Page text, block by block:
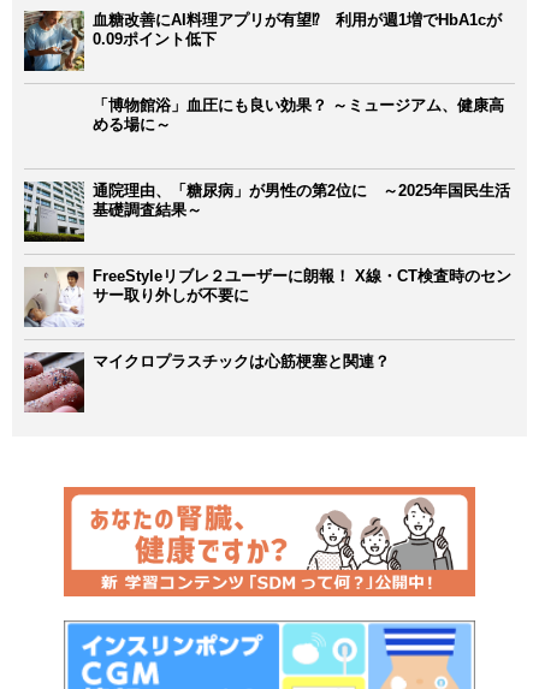
血糖改善にAI料理アプリが有望⁉ 利用が週1増でHbA1cが
0.09ポイント低下
「博物館浴」血圧にも良い効果？ ～ミュージアム、健康高
める場に～
通院理由、「糖尿病」が男性の第2位に ～2025年国民生活
基礎調査結果～
FreeStyleリブレ２ユーザーに朗報！ X線・CT検査時のセン
サー取り外しが不要に
マイクロプラスチックは心筋梗塞と関連？